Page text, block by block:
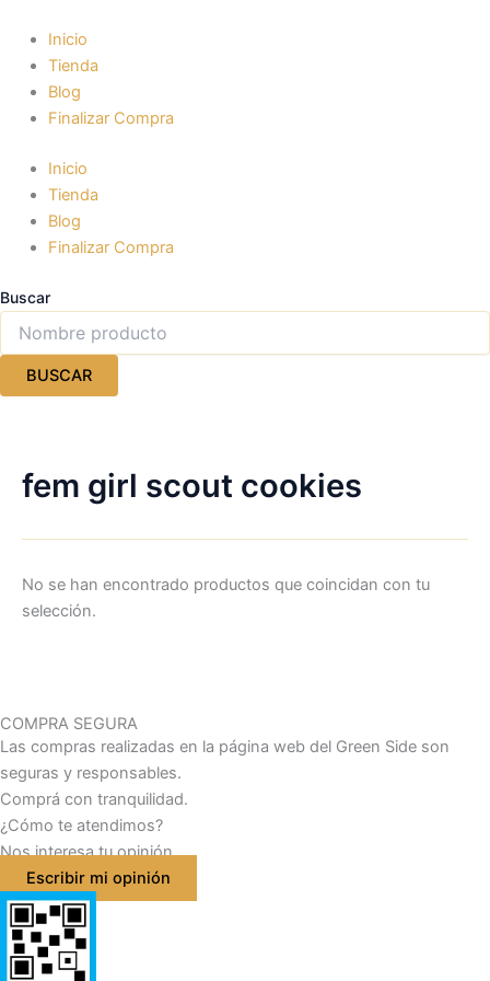
contenido
Inicio
Tienda
Blog
Finalizar Compra
Inicio
Tienda
Blog
Finalizar Compra
Buscar
BUSCAR
fem girl scout cookies
No se han encontrado productos que coincidan con tu
selección.
COMPRA SEGURA
Las compras realizadas en la página web del Green Side son
seguras y responsables.
Comprá con tranquilidad.
¿Cómo te atendimos?
Nos interesa tu opinión
Escribir mi opinión